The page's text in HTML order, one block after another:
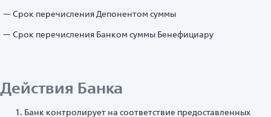
Срок перечисления Депонентом суммы
Срок перечисления Банком суммы Бенефициару
Действия Банка
Банк контролирует на соответствие предоставленных